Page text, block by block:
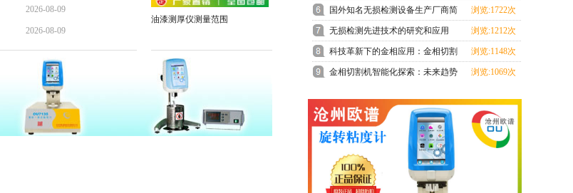
2026-08-09
2026-08-09
油漆测厚仪测量范围
生通知
国外知名无损检测设备生产厂商简
介
浏览:1722次
无损检测先进技术的研究和应用 浏览:1212次
科技革新下的金相应用：金相切割
机领跑未来
浏览:1148次
金相切割机智能化探索：未来趋势
浏览:1069次